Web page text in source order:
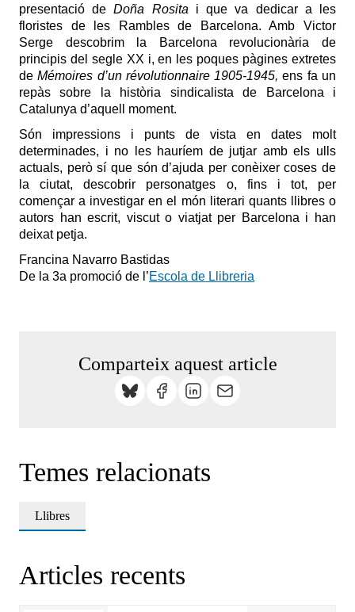
presentació deDoña Rosita i que va dedicar a les
floristes de les Rambles de Barcelona. Amb Victor
Serge descobrim la Barcelona revolucionària de
principis del segle XX i, en les poques pàgines extretes
deMémoires d’un révolutionnaire 1905-1945,ens fa un
repàs sobre la història sindicalista de Barcelona i
Catalunya d’aquell moment.
Són impressions i punts de vista en dates molt
determinades, i no les hauríem de jutjar amb els ulls
actuals, però sí que són d’ajuda per conèixer coses de
la ciutat, descobrir personatges o, fins i tot, per
començar a investigar en el món literari quants llibres o
autors han escrit, viscut o viatjat per Barcelona i han
deixat petja.
Francina Navarro Bastidas
De la 3a promoció de l’Escola de Llibreria
Comparteix aquest article
Temes relacionats
Llibres
Articles recents